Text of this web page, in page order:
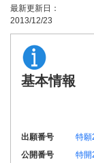
最新更新日：
2013/12/23
基本情報
出願番号
特願
公開番号
特